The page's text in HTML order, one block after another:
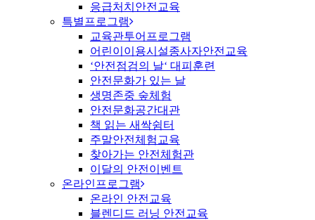
응급처치안전교육
특별프로그램
교육관투어프로그램
어린이이용시설종사자안전교육
‘안전점검의 날‘ 대피훈련
안전문화가 있는 날
생명존중 숲체험
안전문화공간대관
책 읽는 새싹쉼터
주말안전체험교육
찾아가는 안전체험관
이달의 안전이벤트
온라인프로그램
온라인 안전교육
블렌디드 러닝 안전교육